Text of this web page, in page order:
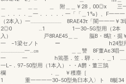
＿ ＿ ＿＿ ＿ 附＿＿￥28，00◎x 三一
＿．．．．＿一．．．．．一「「＿1㌔｝、F一一
（2本入）一……………………… 8RAE43τ「闇一一一￥3
2◎0 …1 1一30−5G型用（2本
入） 戸8RAE45＿＿ 脳B・8駐・掘￥
一 −1梁セノト ー h24型用臼
…………………一…㎝ ＿＿讐 8F董Aε3唱
一 一 h篶墨．笠．騨．．．＿1
一L−．97−50型用（1本入）・・A欝・董三鵠
欄 ．＿ ￥穫塵
1 重一一一一30−50型角臼本入〉ト 8艇34